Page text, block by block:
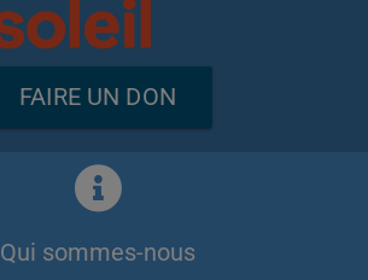
FAIRE UN DON
Qui sommes-nous